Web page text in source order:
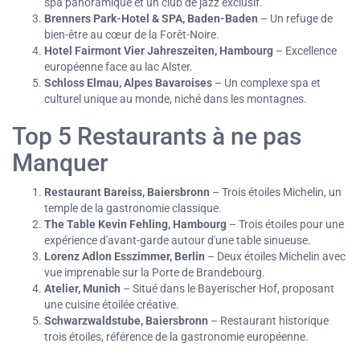
Brenners Park-Hotel & SPA, Baden-Baden – Un refuge de
bien-être au cœur de la Forêt-Noire.
Hotel Fairmont Vier Jahreszeiten, Hambourg – Excellence
européenne face au lac Alster.
Schloss Elmau, Alpes Bavaroises – Un complexe spa et
culturel unique au monde, niché dans les montagnes.
Top 5 Restaurants à ne pas
Manquer
Restaurant Bareiss, Baiersbronn – Trois étoiles Michelin, un
temple de la gastronomie classique.
The Table Kevin Fehling, Hambourg – Trois étoiles pour une
expérience d'avant-garde autour d'une table sinueuse.
Lorenz Adlon Esszimmer, Berlin – Deux étoiles Michelin avec
vue imprenable sur la Porte de Brandebourg.
Atelier, Munich – Situé dans le Bayerischer Hof, proposant
une cuisine étoilée créative.
Schwarzwaldstube, Baiersbronn – Restaurant historique
trois étoiles, référence de la gastronomie européenne.